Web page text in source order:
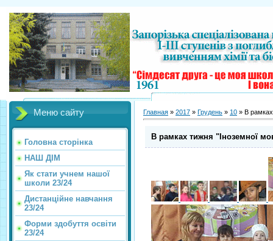
Меню сайту
Головна сторінка
НАШ ДІМ
Як стати учнем нашої
школи 23/24
Дистанційне навчання
23/24
Форми здобуття освіти
23/24
Главная » 2017 » Грудень » 10 » В
В рамках тижня "Іноземної